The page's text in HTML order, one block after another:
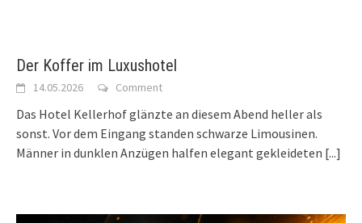
Der Koffer im Luxushotel
14.05.2026 Comment
Das Hotel Kellerhof glänzte an diesem Abend heller als
sonst. Vor dem Eingang standen schwarze Limousinen.
Männer in dunklen Anzügen halfen elegant gekleideten [...]